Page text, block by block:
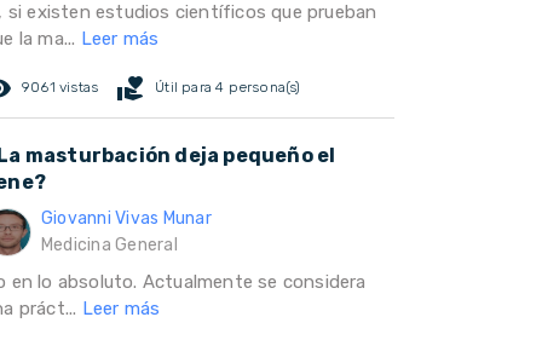
si existen estudios científicos que prueban
la ma... Leer más
9061 vistas volunteer_activism Útil para 4 persona(s)
masturbación deja pequeño el
Giovanni Vivas Munar
Medicina General
en lo absoluto. Actualmente se considera
práct... Leer más